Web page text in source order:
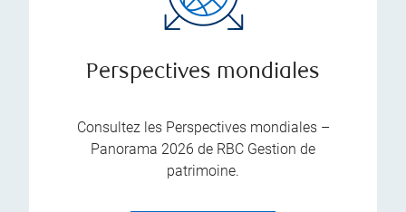
Perspectives mondiales
Consultez les Perspectives mondiales –
Panorama 2026 de RBC Gestion de
patrimoine.